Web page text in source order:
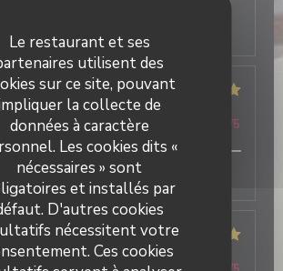
Le restaurant et ses
utilisent des
sur ce site, pouvant
la collecte de
données à caractère
Les cookies dits «
nécessaires » sont
et installés par
D'autres cookies
nécessitent votre
Ces cookies
première fois que je viens et je suis
- Couverts 4
Ambiance: 5/5 Cuisine: 5/5 Qualité / Prix /5
d'habitude
- Couverts 6